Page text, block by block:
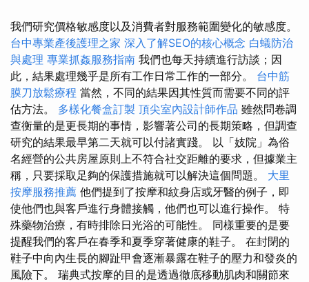
我們研究價格敏感度以及消費者對服務範圍變化的敏感度。
台中專業產後護理之家 深入了解SEO的核心概念 白蟻防治
與處理 專業抓姦服務指南 我們也每天持續進行訪談；因
此，結果處理幾乎是所有工作日常工作的一部分。 台中筋
膜刀放鬆療程 當然，不同的結果因其性質而需要不同的評
估方法。 多樣化餐盒訂製 頂尖室內設計師作品 雖然問卷調
查衡量的是更長期的事情，影響著公司的長期策略，但調查
研究的結果最早第二天就可以付諸實踐。 以「妓院」為俗
名經營的公共房屋原則上不符合社交距離的要求，但據業主
稱，只要採取足夠的保護措施就可以解決這個問題。 大里
按摩服務推薦 他們提到了按摩和紋身店或牙醫的例子，即
使他們也與客戶進行身體接觸，他們也可以進行操作。 特
殊藥物治療，有時排除日光浴的可能性。 同樣重要的是要
提醒我們的客戶在春季和夏季穿著健康的鞋子。 在封閉的
鞋子中向內生長的腳趾甲會逐漸暴露在鞋子的壓力和發炎的
風險下。 瑞典式按摩的目的是透過徹底移動肌肉和關節來